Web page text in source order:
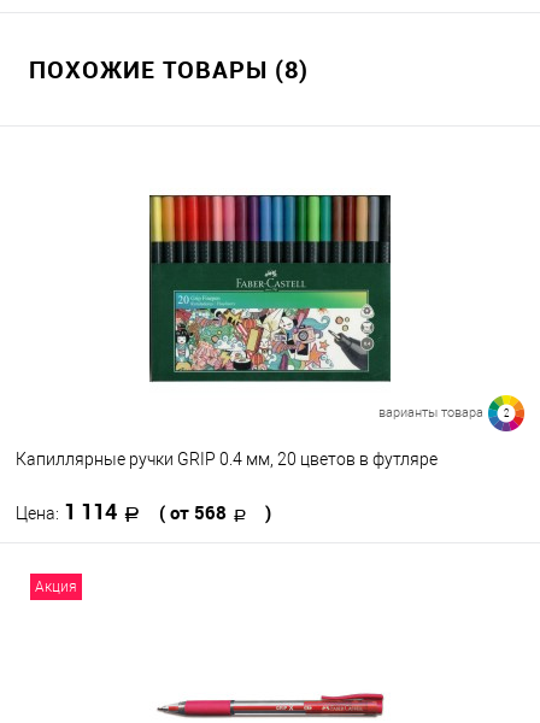
ПОХОЖИЕ ТОВАРЫ (8)
варианты товара 2
Капиллярные ручки GRIP 0.4 мм, 20 цветов в футляре
Цена: 1 114 ( от 568 )
Акция